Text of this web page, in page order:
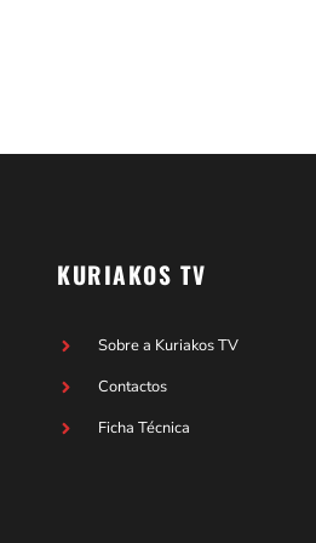
KURIAKOS TV
Sobre a Kuriakos TV
Contactos
Ficha Técnica